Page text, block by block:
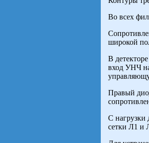
Во всех
широкой
В
вход УНЧ
Правый
С нагрузки
сетки Л1 и